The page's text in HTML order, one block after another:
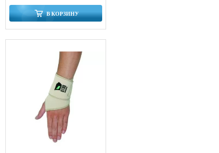
В КОРЗИНУ